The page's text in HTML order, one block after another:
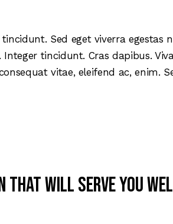
Sed eget viverra egestas
tincidunt. Cras dapibus.
vitae, eleifend ac, enim.
that will serve you